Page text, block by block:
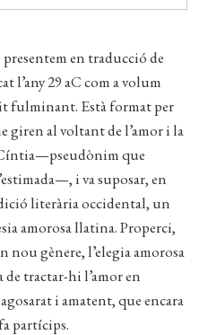
presentem en traducció de
l’any 29 aC com a volum
fulminant. Està format per
giren al voltant de l’amor i la
que
i va suposar, en
literària occidental, un
amorosa llatina. Properci,
gènere, l’elegia amorosa
de tractar-hi l’amor en
i amatent, que encara
partícips.